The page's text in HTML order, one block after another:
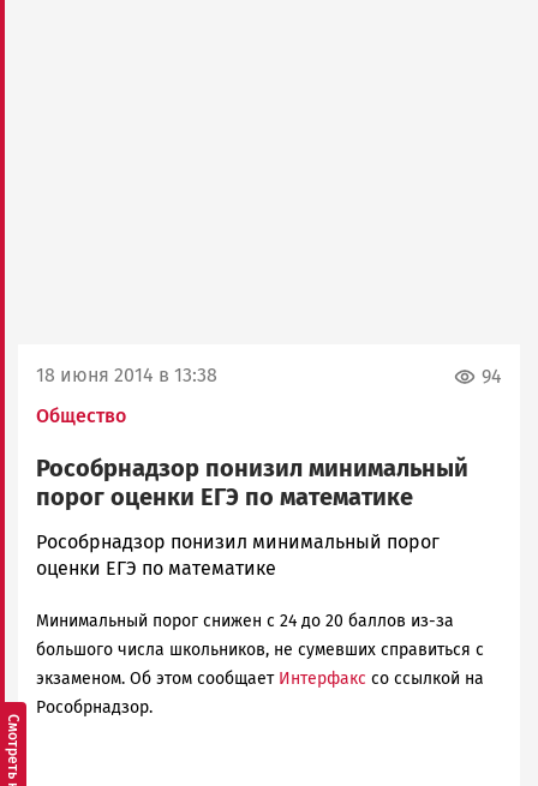
18 июня 2014 в 13:38
Общество
94
Рособрнадзор понизил минимальный
порог оценки ЕГЭ по математике
admintimur
Новости
и
Карелии
|
Петрозаводск
Рособрнадзор понизил минимальный порог
оценки ЕГЭ по математике
Минимальный порог снижен с 24 до 20 баллов из-за
большого числа школьников, не сумевших справиться с
экзаменом. Об этом сообщает Интерфакс со ссылкой на
Рособрнадзор.